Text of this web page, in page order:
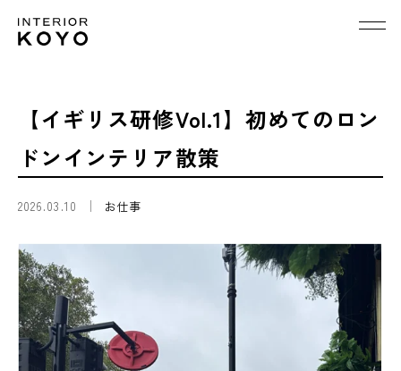
【イギリス研修Vol.1】初めてのロン
ドンインテリア散策
2026.03.10 お仕事